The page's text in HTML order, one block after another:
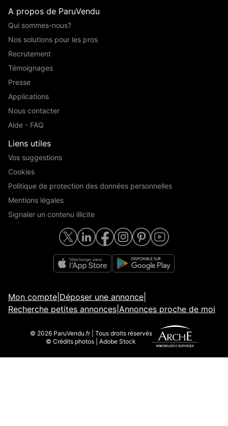
A propos de ParuVendu
Qui sommes-nous?
Nos solutions pour les pros
Recrutement
Témoignages
Presse
Applications
Nous contacter
Aide - FAQ
Liens utiles
Vos suggestions
Cookies
Politique de protection des données personnelles
Mentions légales
Signaler un contenu illicite
Mon compte Déposer une annonce
Recherche petites annonces Annonces proche de moi
© 2026 ParuVendu.fr | Tous droits réservés
© Crédits photos | Adobe Stock